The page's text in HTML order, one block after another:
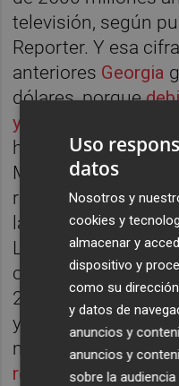
televisión, según
Reporter. Y esa
anteriores Georgia
dólares, porque
y la crisis
han disminuido y
Marvel, que es
rodar a Reino
la vieja Europa, a
Luz. Oklahoma ha
cine
2023, Hawaii 50
y Luisiana 150,
momento el
reportaje
Uso
datos
Nosotros y
cookies y
almacenar y
dispositivo y
como su
y datos de
anuncios y
anuncios y
sobre la